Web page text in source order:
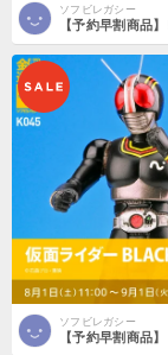
ソフビレガシー
ソフビレガシー